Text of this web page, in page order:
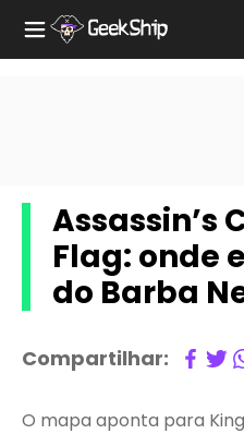
Assassin’s
Flag: onde
do Barba
Compartilhar:
O mapa aponta para